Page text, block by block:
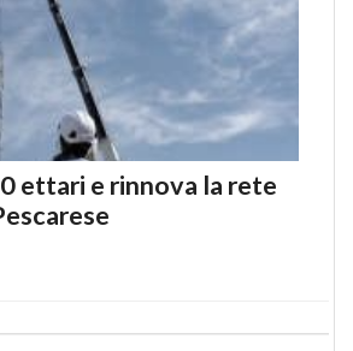
ettari e rinnova la rete